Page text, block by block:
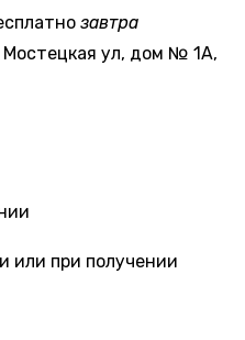
завтра
Мостецкая ул, дом № 1А,
или при получении